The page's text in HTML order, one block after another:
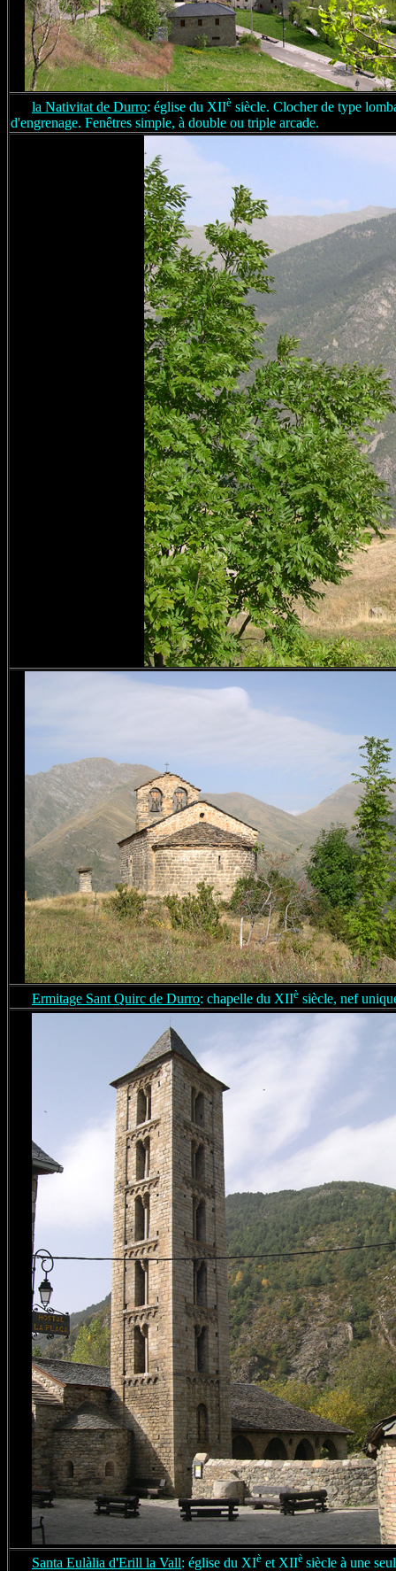
la Nativitat de Durro: église du XIIè siècle. Clocher de type
d'engrenage. Fenêtres simple, à double ou triple arcade.
Ermitage Sant Quirc de Durro: chapelle du XIIè siècle, nef
Santa Eulàlia d'Erill la Vall: église du XIè et XIIè siècle à une